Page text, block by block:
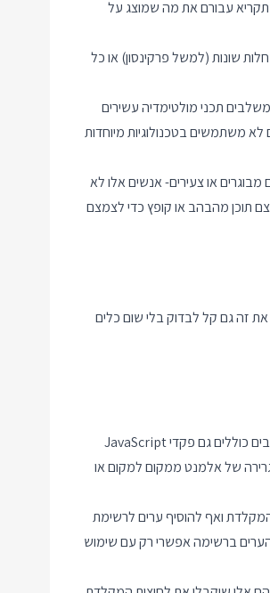
עבורם את מה שמוצג על
שונות (למשל פרקינסון) או כל
תכני מולטימדיה עשירים
לא משתמשים בטכנולוגיות מיוחדות
או צעירים- אנשים אלו לא
תוכן מהבהב או קופץ כדי לצמצם
את זה גם קל לבדוק בלי שום כלים
ברוב האתרים ניתן להשתמש בכפתורי Tab ו Shift-Tab כדי לנווט בין הפקדים השונים, אבל אתרים רבים כוללים גם פקדי JavaScript
של אלמנט ממקום למקום או
ואף להוסיף ערים לרשימת
ברשימה אפשרי רק עם שימוש